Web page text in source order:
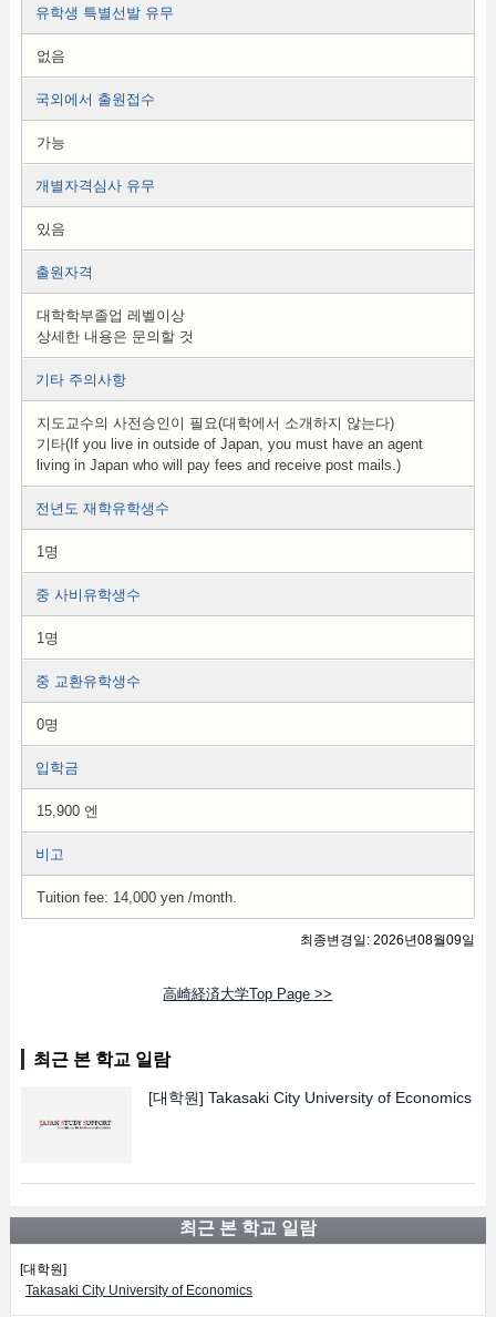
유학생 특별선발 유무
없음
국외에서 출원접수
가능
개별자격심사 유무
있음
출원자격
대학학부졸업 레벨이상
상세한 내용은 문의할 것
기타 주의사항
지도교수의 사전승인이 필요(대학에서 소개하지 않는다)
기타(If you live in outside of Japan, you must have an agent
living in Japan who will pay fees and receive post mails.)
전년도 재학유학생수
1명
중 사비유학생수
1명
중 교환유학생수
0명
입학금
15,900 엔
비고
Tuition fee: 14,000 yen /month.
최종변경일: 2026년08월09일
高崎経済大学Top Page >>
최근 본 학교 일람
[대학원] Takasaki City University of Economics
최근 본 학교 일람
[대학원]
Takasaki City University of Economics